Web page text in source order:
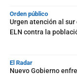
Orden público
Urgen atención al sur
ELN contra la
El Radar
Nuevo Gobierno